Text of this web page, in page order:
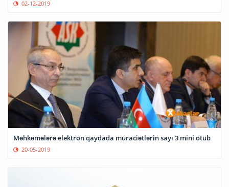
02-12-2019
Məhkəmələrə elektron qaydada müraciətlərin sayı 3 mini ötüb
20-05-2019